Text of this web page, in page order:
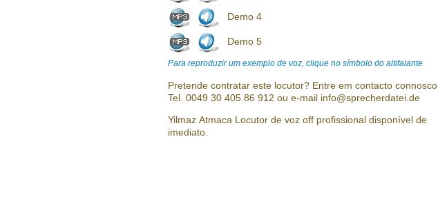
Demo 4
Demo 5
Para reproduzir um exemplo de voz, clique no símbolo do altifalante
Pretende contratar este locutor? Entre em contacto connosco.
Tel. 0049 30 405 86 912 ou e-mail info@sprecherdatei.de
Yilmaz Atmaca Locutor de voz off profissional disponível de
imediato.